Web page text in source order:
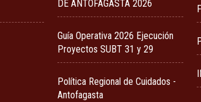
DE ANTOFAGASTA 2026
Guía Operativa 2026 Ejecución
Proyectos SUBT 31 y 29
Política Regional de Cuidados -
Antofagasta